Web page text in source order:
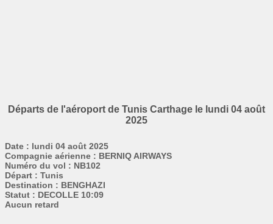
Départs de l'aéroport de Tunis Carthage le lundi 04 août
2025
Date : lundi 04 août 2025
Compagnie aérienne : BERNIQ AIRWAYS
Numéro du vol : NB102
Départ : Tunis
Destination : BENGHAZI
Statut : DECOLLE 10:09
Aucun retard